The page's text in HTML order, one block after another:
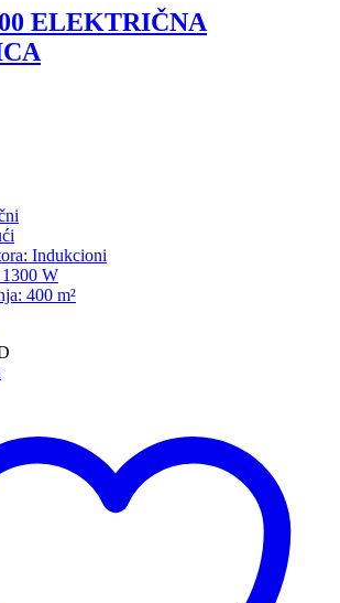
ELEKTRIČNA
Indukcioni
1300 W
400 m²